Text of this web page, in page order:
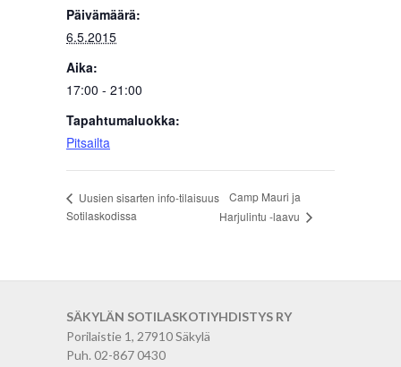
Päivämäärä:
6.5.2015
Aika:
17:00 - 21:00
Tapahtumaluokka:
Pitsailta
Uusien sisarten info-tilaisuus
Sotilaskodissa
Camp Mauri ja
Harjulintu -laavu
SÄKYLÄN SOTILASKOTIYHDISTYS RY
Porilaistie 1, 27910 Säkylä
Puh. 02-867 0430